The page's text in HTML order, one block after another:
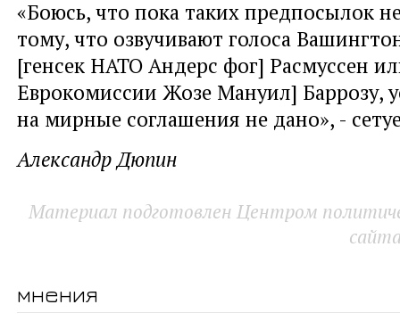
«Боюсь, что пока таких предпосылок
тому, что озвучивают голоса
[генсек НАТО Андерс фог] Расмуссен
Еврокомиссии Жозе Мануил] Баррозу,
на мирные соглашения не дано», -
Александр Дюпин
Материал подготовлен Центром
мнения